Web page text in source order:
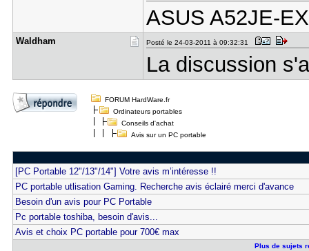
ASUS A52JE-
Waldham Posté le 24-03-2011 à 09:32:31
La discussion
FORUM HardWare.fr
Ordinateurs portables
Conseils d'achat
Avis sur un PC portable
[PC Portable 12"/13"/14"] Votre avis m’intéresse !!
PC portable utlisation Gaming. Recherche avis éclairé merci d'avance
Besoin d'un avis pour PC Portable
Pc portable toshiba, besoin d'avis...
Avis et choix PC portable pour 700€ max
Plus de sujets